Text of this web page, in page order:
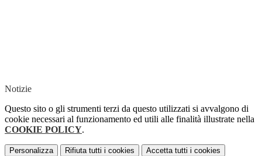
Notizie
Questo sito o gli strumenti terzi da questo utilizzati si avvalgono di
cookie necessari al funzionamento ed utili alle finalità illustrate nella
COOKIE POLICY.
Personalizza Rifiuta tutti i cookies Accetta tutti i cookies